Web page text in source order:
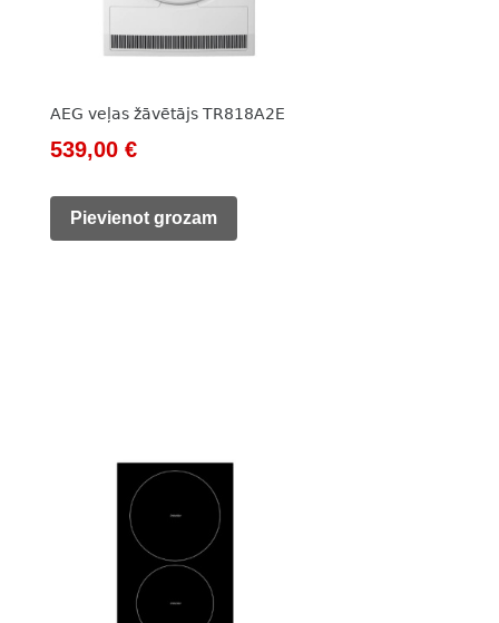
AEG veļas žāvētājs TR818A2E
Original
was:
539,00€Current
is:
Pievienot grozam